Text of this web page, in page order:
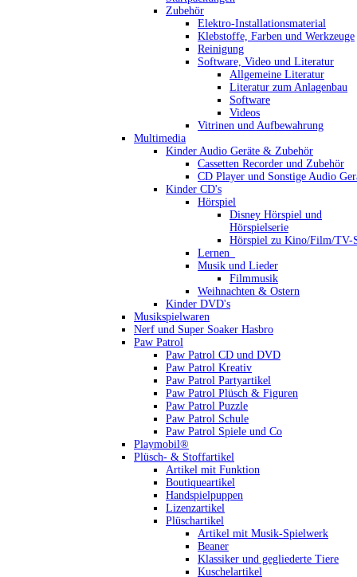
Zubehör
Elektro-Installationsmaterial
Klebstoffe, Farben und Werkzeuge
Reinigung
Software, Video und Literatur
Allgemeine Literatur
Literatur zum Anlagenbau
Software
Videos
Vitrinen und Aufbewahrung
Multimedia
Kinder Audio Geräte & Zubehör
Cassetten Recorder und Zubehör
CD Player und Sonstige Audio
Kinder CD's
Hörspiel
Disney Hörspiel und
Hörspielserie
Hörspiel zu Kino/Film/TV-
Lernen_
Musik und Lieder
Filmmusik
Weihnachten & Ostern
Kinder DVD's
Musikspielwaren
Nerf und Super Soaker Hasbro
Paw Patrol
Paw Patrol CD und DVD
Paw Patrol Kreativ
Paw Patrol Partyartikel
Paw Patrol Plüsch & Figuren
Paw Patrol Puzzle
Paw Patrol Schule
Paw Patrol Spiele und Co
Playmobil®
Plüsch- & Stoffartikel
Artikel mit Funktion
Boutiqueartikel
Handspielpuppen
Lizenzartikel
Plüschartikel
Artikel mit Musik-Spielwerk
Beaner
Klassiker und gegliederte Tiere
Kuschelartikel